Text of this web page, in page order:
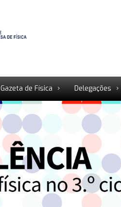
Gazeta de Física Delegações